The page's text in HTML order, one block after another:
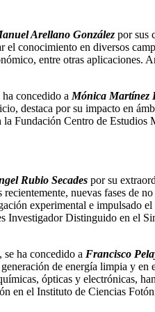
Arellano González por sus
conocimiento en diversos
entre otras aplicaciones.
concedido a Mónica Martínez
destaca por su impacto en
Fundación Centro de
Rubio Secades por su
nuevas fases de
experimental e impulsado
Investigador Distinguido en el
ha concedido a Francisco
de energía limpia y en
ópticas y electrónicas,
en el Instituto de Ciencias